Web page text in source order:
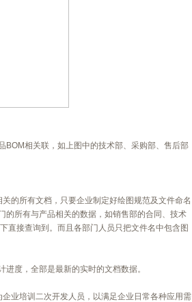
BOM相关联，如上图中的技术部、采购部、售后部
的所有文档，只要企业制定好绘图规范及文件命名
的所有与产品相关的数据，如销售部的合同、技术
直接查询到。而且各部门人员只把文件名中包含图
度，全部是最新的实时的文档数据。
业培训二次开发人员，以满足企业日常各种应用需